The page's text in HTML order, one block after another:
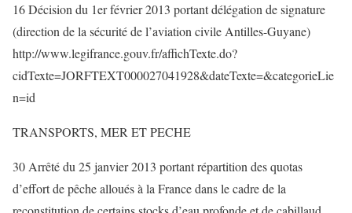
16 Décision du 1er février 2013 portant délégation de signature
(direction de la sécurité de l’aviation civile Antilles-Guyane)
http://www.legifrance.gouv.fr/affichTexte.do?
cidTexte=JORFTEXT000027041928&dateTexte=&categorieLie
n=id
TRANSPORTS, MER ET PECHE
30 Arrêté du 25 janvier 2013 portant répartition des quotas
d’effort de pêche alloués à la France dans le cadre de la